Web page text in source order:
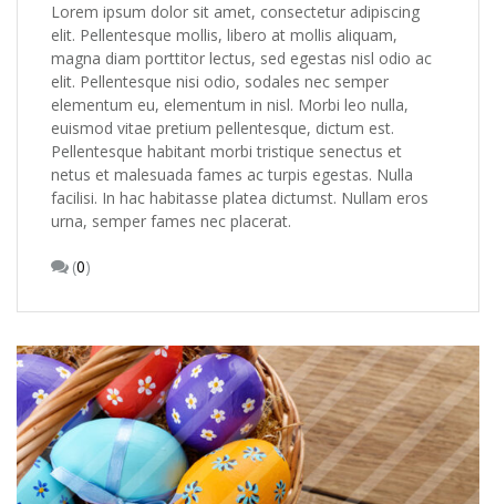
Lorem ipsum dolor sit amet, consectetur adipiscing
elit. Pellentesque mollis, libero at mollis aliquam,
magna diam porttitor lectus, sed egestas nisl odio ac
elit. Pellentesque nisi odio, sodales nec semper
elementum eu, elementum in nisl. Morbi leo nulla,
euismod vitae pretium pellentesque, dictum est.
Pellentesque habitant morbi tristique senectus et
netus et malesuada fames ac turpis egestas. Nulla
facilisi. In hac habitasse platea dictumst. Nullam eros
urna, semper fames nec placerat.
(0)